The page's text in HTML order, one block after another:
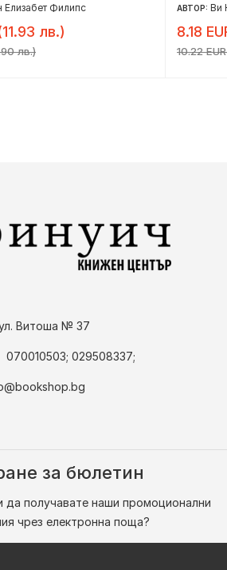
Елизабет Филипс
лв.)
лв.)
АВТОР: Ви
8.18
10.22
Витоша № 37
070010503; 029508337;
за бюлетин
да получавате наши промоционални
чрез електронна поща?